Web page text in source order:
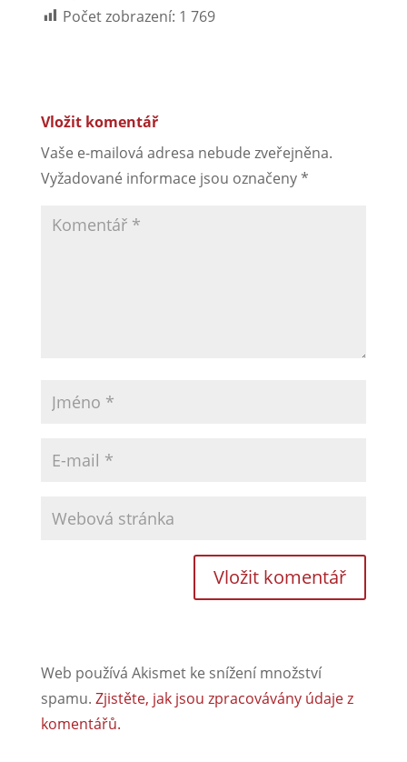
Počet zobrazení: 1 769
Vložit komentář
Vaše e-mailová adresa nebude zveřejněna.
Vyžadované informace jsou označeny*
Web používá Akismet ke snížení množství
spamu. Zjistěte, jak jsou zpracovávány údaje z
komentářů.